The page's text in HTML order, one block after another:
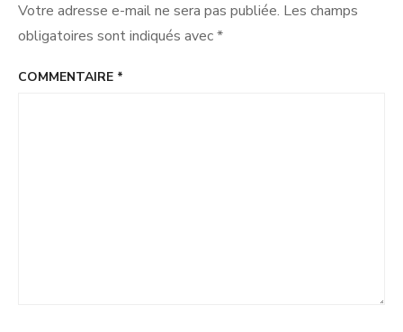
Votre adresse e-mail ne sera pas publiée. Les champs
obligatoires sont indiqués avec*
COMMENTAIRE *